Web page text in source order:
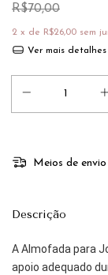
R$70,00
2 x de R$26,00 sem
Ver mais detalhes
Meios de envio
Descrição
A Almofada para
apoio adequado